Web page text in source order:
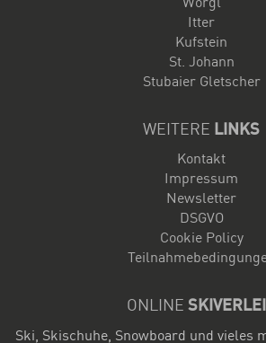
Itter
Kufstein
St. Johann
Stubaier Gletscher
WEITERE LINKS
Kontakt
Impressum
Newsletter
DSGVO
Cookie Policy
ONLINE
Ski, Skischuhe, Snowboard und vieles